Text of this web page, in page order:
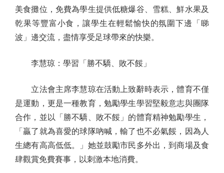
美食攤位，免費為學生提供低糖爆谷、雪糕、鮮水果及
乾果等豐富小食，讓學生在輕鬆愉快的氛圍下邊「睇
波」邊交流，盡情享受足球帶來的快樂。
李慧琼：學習「勝不驕、敗不餒」
立法會主席李慧琼在活動上致辭時表示，體育不僅
是運動，更是一種教育，勉勵學生學習堅毅意志與團隊
合作，並以「勝不驕、敗不餒」的體育精神勉勵學生，
「贏了就為喜愛的球隊吶喊，輸了也不必氣餒，因為人
生總有高高低低。」她並鼓勵市民多外出，到商場及食
肆觀賞免費賽事，以刺激本地消費。